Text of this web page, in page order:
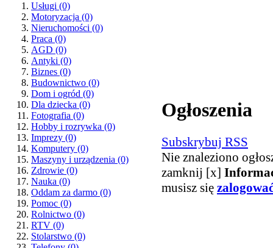
Usługi (0)
Motoryzacja (0)
Nieruchomości (0)
Praca (0)
AGD (0)
Antyki (0)
Biznes (0)
Budownictwo (0)
Dom i ogród (0)
Dla dziecka (0)
Fotografia (0)
Hobby i rozrywka (0)
Imprezy (0)
Komputery (0)
Maszyny i urządzenia (0)
Zdrowie (0)
Nauka (0)
Oddam za darmo (0)
Pomoc (0)
Rolnictwo (0)
RTV (0)
Stolarstwo (0)
Ogłoszenia
Subskrybuj RSS
Nie znaleziono
zamknij [x]
musisz się